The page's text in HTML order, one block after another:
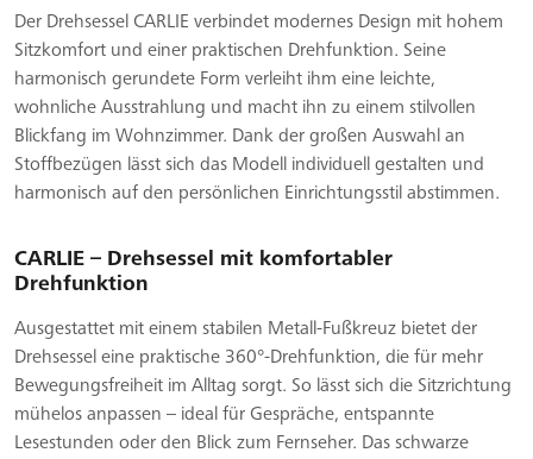
Der Drehsessel CARLIE verbindet modernes Design mit hohem
Sitzkomfort und einer praktischen Drehfunktion. Seine
harmonisch gerundete Form verleiht ihm eine leichte,
wohnliche Ausstrahlung und macht ihn zu einem stilvollen
Blickfang im Wohnzimmer. Dank der großen Auswahl an
Stoffbezügen lässt sich das Modell individuell gestalten und
harmonisch auf den persönlichen Einrichtungsstil abstimmen.
CARLIE – Drehsessel mit komfortabler
Drehfunktion
Ausgestattet mit einem stabilen Metall-Fußkreuz bietet der
Drehsessel eine praktische 360°-Drehfunktion, die für mehr
Bewegungsfreiheit im Alltag sorgt. So lässt sich die Sitzrichtung
mühelos anpassen – ideal für Gespräche, entspannte
Lesestunden oder den Blick zum Fernseher. Das schwarze